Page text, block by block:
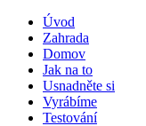
Úvod
Zahrada
Domov
Jak na to
Usnadněte si
Vyrábíme
Testování